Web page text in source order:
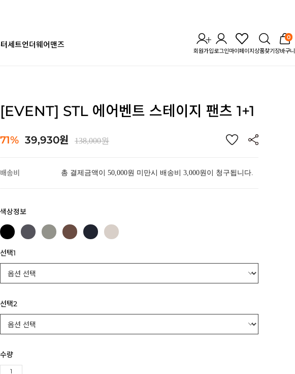
세트언더웨어맨즈
회원가입로그인마이페이지 상품찾기
0
장바구니
[EVENT] STL 에어벤트 스테이지 팬츠 1+1
71% 39,930원 138,000원
배송비 총 결제금액이 50,000원 미만시 배송비 3,000원이 청구됩니다.
색상정보
선택1
선택2
수량